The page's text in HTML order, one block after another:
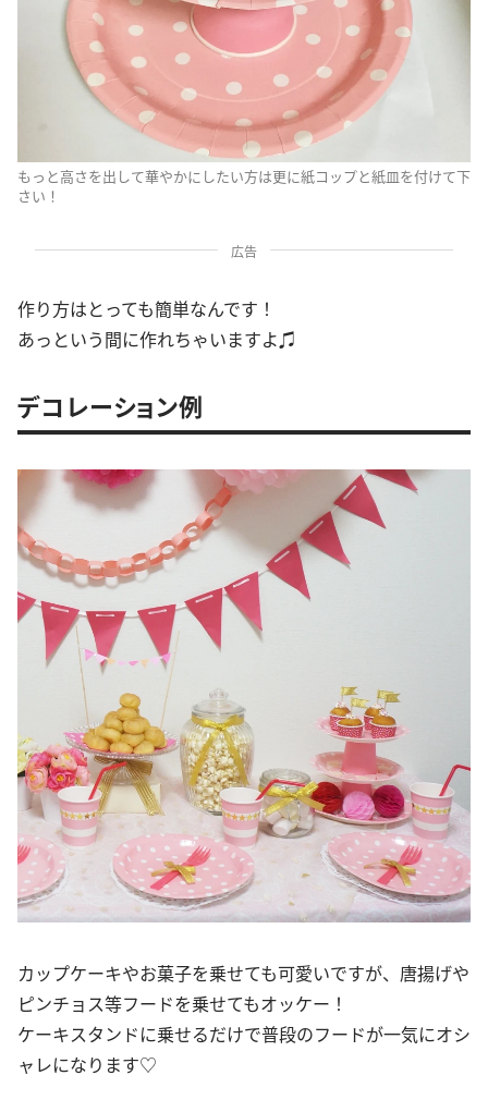
もっと高さを出して華やかにしたい方は更に紙コップと紙皿を付けて下
さい！
広告
作り方はとっても簡単なんです！
あっという間に作れちゃいますよ♫
デコレーション例
カップケーキやお菓子を乗せても可愛いですが、唐揚げや
ピンチョス等フードを乗せてもオッケー！
ケーキスタンドに乗せるだけで普段のフードが一気にオシ
ャレになります♡